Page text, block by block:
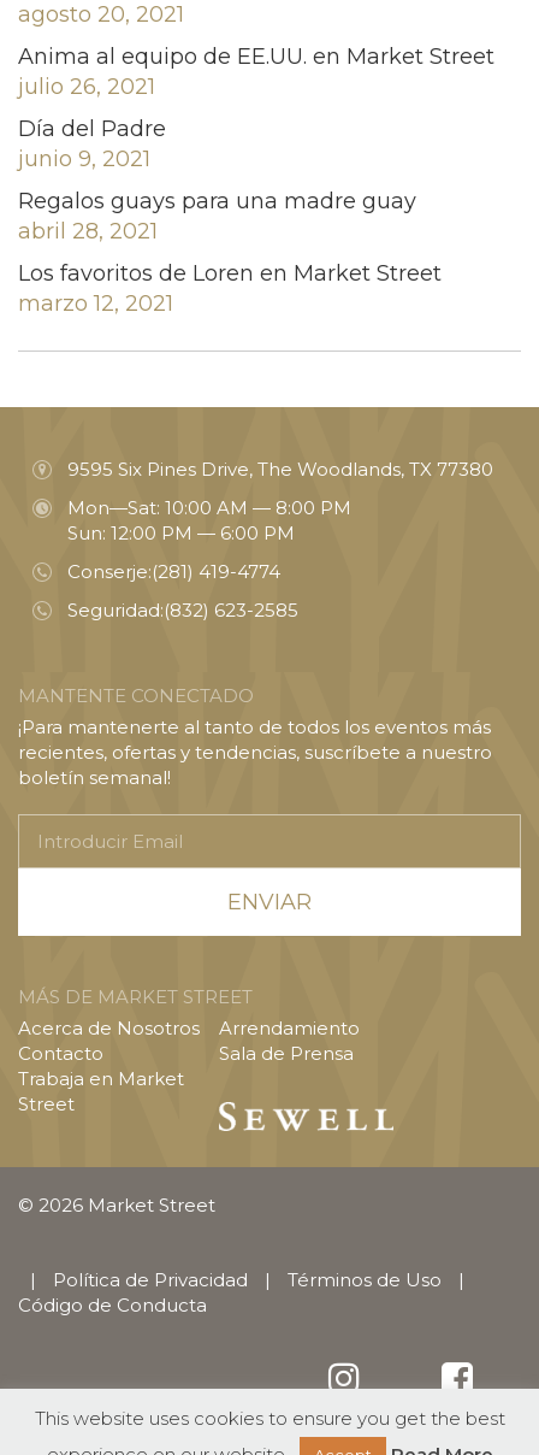
agosto 20, 2021
Anima al equipo de EE.UU. en Market Street
julio 26, 2021
Día del Padre
junio 9, 2021
Regalos guays para una madre guay
abril 28, 2021
Los favoritos de Loren en Market Street
marzo 12, 2021
9595 Six Pines Drive, The Woodlands, TX 77380
Mon—Sat: 10:00 AM — 8:00 PM
Sun: 12:00 PM — 6:00 PM
Conserje:(281) 419-4774
Seguridad:(832) 623-2585
MANTENTE CONECTADO
¡Para mantenerte al tanto de todos los eventos más
recientes, ofertas y tendencias, suscríbete a nuestro
boletín semanal!
Email
MÁS DE MARKET STREET
Acerca de Nosotros
Contacto
Trabaja en Market
Street
Arrendamiento
Sala de Prensa
© 2026 Market Street
| Política de Privacidad | Términos de Uso
|
Código de Conducta
This website uses cookies to ensure you get the best
English(Inglés ) Español